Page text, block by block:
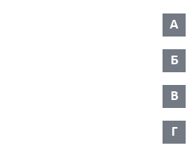
А
Б
В
Г